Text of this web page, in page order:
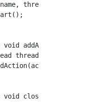
thread);
void addAction(String
thread =
void close(String